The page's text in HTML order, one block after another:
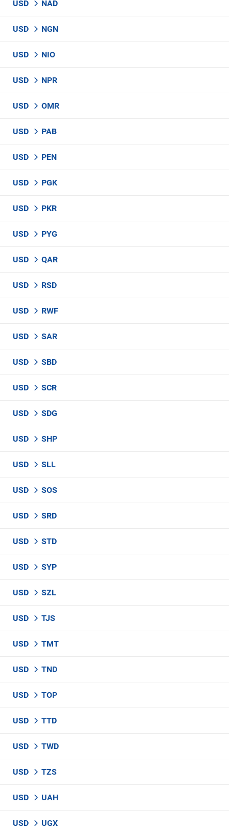
USD NAD
USD NGN
USD NIO
USD NPR
USD OMR
USD PAB
USD PEN
USD PGK
USD PKR
USD PYG
USD QAR
USD RSD
USD RWF
USD SAR
USD SBD
USD SCR
USD SDG
USD SHP
USD SLL
USD SOS
USD SRD
USD STD
USD SYP
USD SZL
USD TJS
USD TMT
USD TND
USD TOP
USD TTD
USD TWD
USD TZS
USD UAH
USD UGX